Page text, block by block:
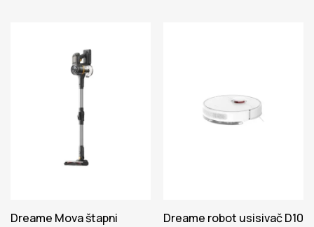
Dreame Mova štapni
Dreame robot usisivač D10